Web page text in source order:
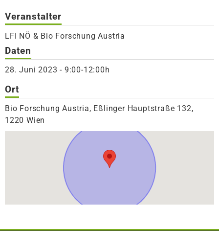
Veranstalter
LFI NÖ & Bio Forschung Austria
Daten
28. Juni 2023 - 9:00-12:00h
Ort
Bio Forschung Austria, Eßlinger Hauptstraße 132,
1220 Wien